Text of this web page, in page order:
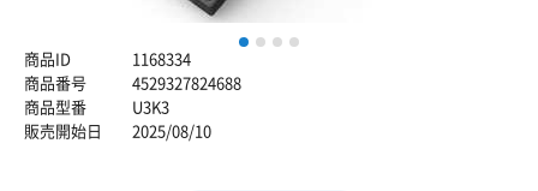
1 2 3
商品ID
1168334
商品番号
4529327824688
商品型番
U3K3
販売開始日
2025/08/10